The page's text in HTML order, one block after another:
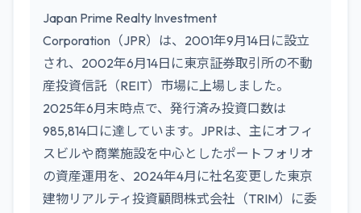
Japan Prime Realty Investment
Corporation（JPR）は、2001年9月14日に設立
され、2002年6月14日に東京証券取引所の不動
産投資信託（REIT）市場に上場しました。
2025年6月末時点で、発行済み投資口数は
985,814口に達しています。JPRは、主にオフィ
スビルや商業施設を中心としたポートフォリオ
の資産運用を、2024年4月に社名変更した東京
建物リアルティ投資顧問株式会社（TRIM）に委